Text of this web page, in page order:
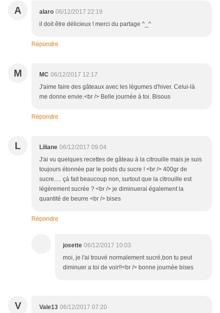
A alaro 06/12/2017 22:19
il doit être délicieux ! merci du partage ^_^
Répondre
M MC 06/12/2017 12:17
J'aime faire des gâteaux avec les légumes d'hiver. Celui-là
me donne envie.<br /> Belle journée à toi. Bisous
Répondre
L Liliane 06/12/2017 09:04
J'ai vu quelques recettes de gâteau à la citrouille mais je suis
toujours étonnée par le poids du sucre ! <br /> 400gr de
sucre..... çà fait beaucoup non, surtout que la citrouille est
légèrement sucrée ? <br /> je diminuerai également la
quantité de beurre <br /> bises
Répondre
josette 06/12/2017 10:03
moi, je l'ai trouvé normalement sucré,bon tu peut
diminuer a toi de voir!!<br /> bonne journée bises
V Vale13 06/12/2017 07:20